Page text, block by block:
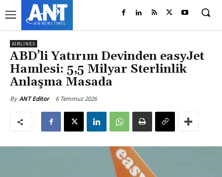
AIRLINES
ABD’li Yatırım Devinden easyJet
Hamlesi: 5,5 Milyar Sterlinlik
Anlaşma Masada
By ANT Editor 6 Temmuz 2026